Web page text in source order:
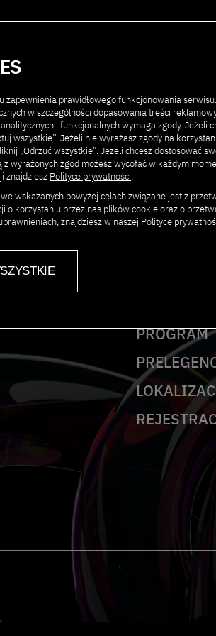
PJAIT
PROGRAM
zapewnienia prawidłowego funkcjonowania
w szczególności dopasowania treści
i funkcjonalnych wymaga zgody. Jeżeli
wszystkie”. Jeżeli nie wyrażasz zgody na
„Odrzuć wszystkie”. Jeżeli chcesz dostosować
z wyrażonych zgód możesz wycofać w każdym
znajdziesz Polityce prywatności.
wskazanych powyżej celach związane jest z
o korzystaniu przez nas plików cookie oraz o
znajdziesz w naszej Polityce